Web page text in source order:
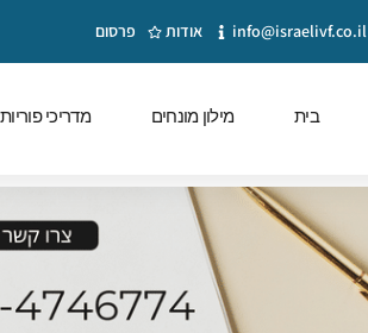
info@israelivf.co.il אודות פרסום
בית מילון מונחים מדריכי פוריות